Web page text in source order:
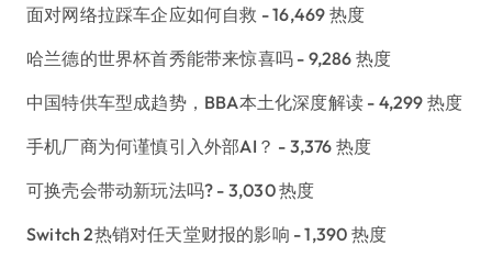
面对网络拉踩车企应如何自救 - 16,469 热度
哈兰德的世界杯首秀能带来惊喜吗 - 9,286 热度
中国特供车型成趋势，BBA本土化深度解读 - 4,299 热度
手机厂商为何谨慎引入外部AI？ - 3,376 热度
可换壳会带动新玩法吗? - 3,030 热度
Switch 2热销对任天堂财报的影响 - 1,390 热度